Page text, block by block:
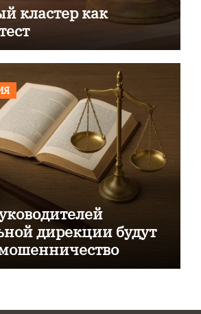
кластер как
дирекции будут